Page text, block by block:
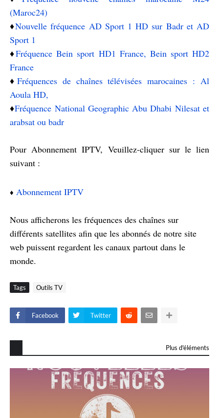
(Maroc24)
♦️Nouvelle fréquence AD Sport 1 HD sur Badr et AD
Sport 1
♦️Fréquence Bein sport HD1 France, Bein sport HD2
France
♦️ Fréquences de chaînes télévisées marocaines : Al
Aoula HD,
♦️Fréquence National Geographic Abu Dhabi Nilesat et
arabsat ou badr
Pour Abonnement IPTV, Veuillez-cliquer sur le lien
suivant :
♦️ Abonnement IPTV
Nous afficherons les fréquences des chaînes sur
différents satellites afin que les abonnés de notre site
web puissent regardent les canaux partout dans le
monde.
Tags Outils TV
Facebook Twitter
Plus d'éléments